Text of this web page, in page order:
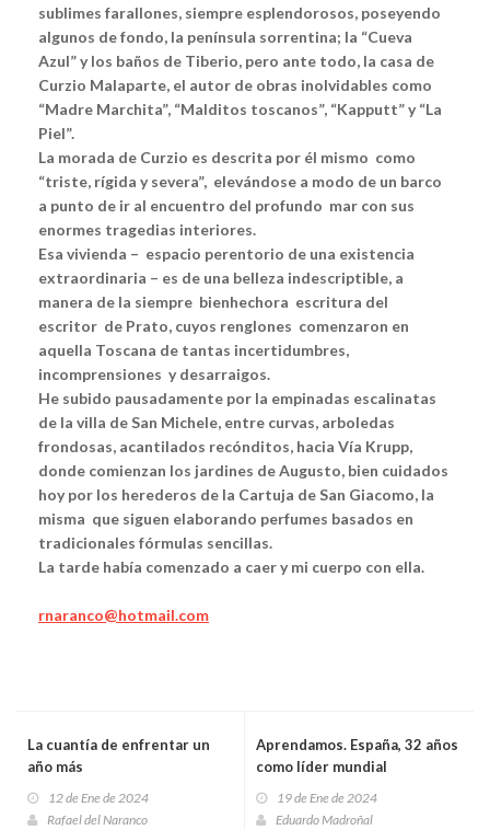
sublimes farallones, siempre esplendorosos, poseyendo
algunos de fondo, la península sorrentina; la “Cueva
Azul” y los baños de Tiberio, pero ante todo, la casa de
Curzio Malaparte, el autor de obras inolvidables como
“Madre Marchita”, “Malditos toscanos”, “Kapputt” y “La
Piel”.
La morada de Curzio es descrita por él mismo como
“triste, rígida y severa”, elevándose a modo de un barco
a punto de ir al encuentro del profundo mar con sus
enormes tragedias interiores.
Esa vivienda – espacio perentorio de una existencia
extraordinaria – es de una belleza indescriptible, a
manera de la siempre bienhechora escritura del
escritor de Prato, cuyos renglones comenzaron en
aquella Toscana de tantas incertidumbres,
incomprensiones y desarraigos.
He subido pausadamente por la empinadas escalinatas
de la villa de San Michele, entre curvas, arboledas
frondosas, acantilados recónditos, hacia Vía Krupp,
donde comienzan los jardines de Augusto, bien cuidados
hoy por los herederos de la Cartuja de San Giacomo, la
misma que siguen elaborando perfumes basados en
tradicionales fórmulas sencillas.
La tarde había comenzado a caer y mi cuerpo con ella.
rnaranco@hotmail.com
La cuantía de enfrentar un
año más
12 de Ene de 2024
Rafael del Naranco
Aprendamos. España, 32 años
como líder mundial
19 de Ene de 2024
Eduardo Madroñal